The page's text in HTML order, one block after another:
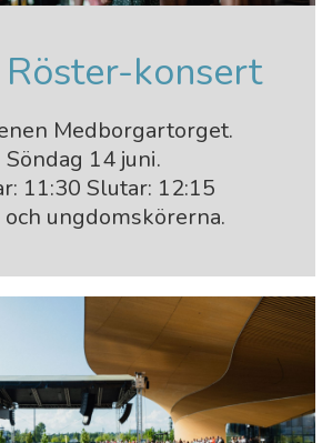
konsert
Medborgartorget.
Söndag 14 juni.
11:30 Slutar: 12:15
ungdomskörerna.